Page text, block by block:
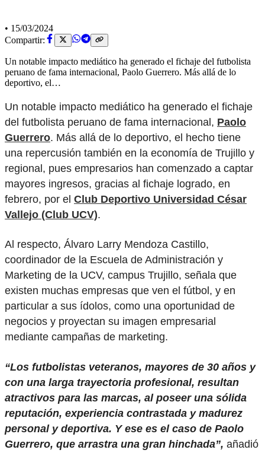
• 15/03/2024
Compartir:
Un notable impacto mediático ha generado el fichaje del futbolista
peruano de fama internacional, Paolo Guerrero. Más allá de lo
deportivo, el…
Un notable impacto mediático ha generado el fichaje
del futbolista peruano de fama internacional, Paolo
Guerrero. Más allá de lo deportivo, el hecho tiene
una repercusión también en la economía de Trujillo y
regional, pues empresarios han comenzado a captar
mayores ingresos, gracias al fichaje logrado, en
febrero, por el Club Deportivo Universidad César
Vallejo (Club UCV).
Al respecto, Álvaro Larry Mendoza Castillo,
coordinador de la Escuela de Administración y
Marketing de la UCV, campus Trujillo, señala que
existen muchas empresas que ven el fútbol, y en
particular a sus ídolos, como una oportunidad de
negocios y proyectan su imagen empresarial
mediante campañas de marketing.
“Los futbolistas veteranos, mayores de 30 años y
con una larga trayectoria profesional, resultan
atractivos para las marcas, al poseer una sólida
reputación, experiencia contrastada y madurez
personal y deportiva. Y ese es el caso de Paolo
Guerrero, que arrastra una gran hinchada”, añadió